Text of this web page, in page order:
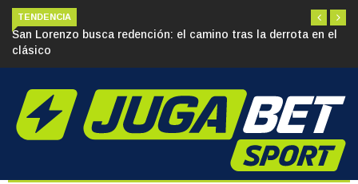
TENDENCIA
La supremacía de San Lorenzo frente a Huracán: ¿Más que
historia en el Ducó?